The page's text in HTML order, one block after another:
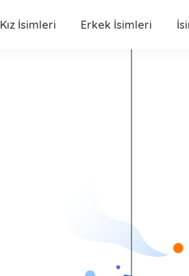
Kız İsimleri Erkek İsimleri